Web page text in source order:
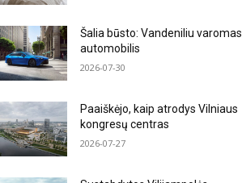
Šalia būsto: Vandeniliu varomas
automobilis
2026-07-30
Paaiškėjo, kaip atrodys Vilniaus
kongresų centras
2026-07-27